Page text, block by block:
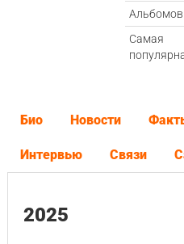
Альбомов
Самая
Био Новости
Интервью Связи
2025